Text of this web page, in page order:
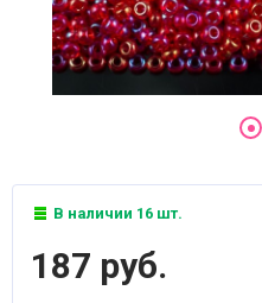
В наличии 16 шт.
187 руб.